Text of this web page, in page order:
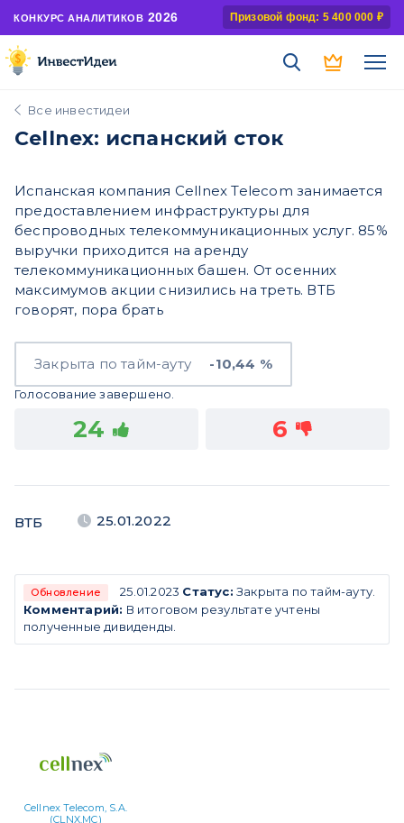
КОНКУРС АНАЛИТИКОВ 2026 Призовой фонд: 5 400 000 ₽
Все инвестидеи
Cellnex: испанский сток
Испанская компания Cellnex Telecom занимается
предоставлением инфраструктуры для
беспроводных телекоммуникационных услуг. 85%
выручки приходится на аренду
телекоммуникационных башен. От осенних
максимумов акции снизились на треть. ВТБ
говорят, пора брать
Закрыта по тайм-ауту -10,44 %
Голосование завершено.
24 6
ВТБ 25.01.2022
Обновление 25.01.2023 Статус: Закрыта по тайм-ауту.
Комментарий: В итоговом результате учтены
полученные дивиденды.
Cellnex Telecom, S.A.
(CLNX.MC)